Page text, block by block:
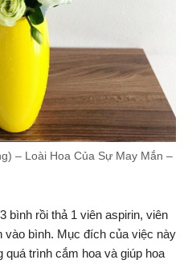
– Loài Hoa Của Sự May Mắn –
bình rồi thả 1 viên aspirin, viên
bình. Mục đích của việc này
trình cắm hoa và giúp hoa